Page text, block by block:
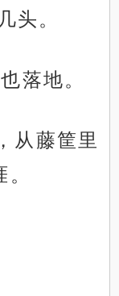
头。
落地。
从藤筐里